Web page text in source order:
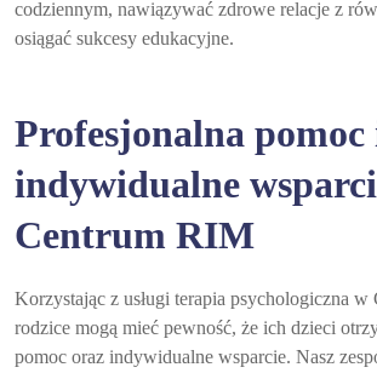
codziennym, nawiązywać zdrowe relacje z
osiągać sukcesy edukacyjne.
Profesjonalna pomoc
indywidualne
Centrum RIM
Korzystając z usługi terapia psychologiczna
rodzice mogą mieć pewność, że ich dzieci
pomoc oraz indywidualne wsparcie. Nasz